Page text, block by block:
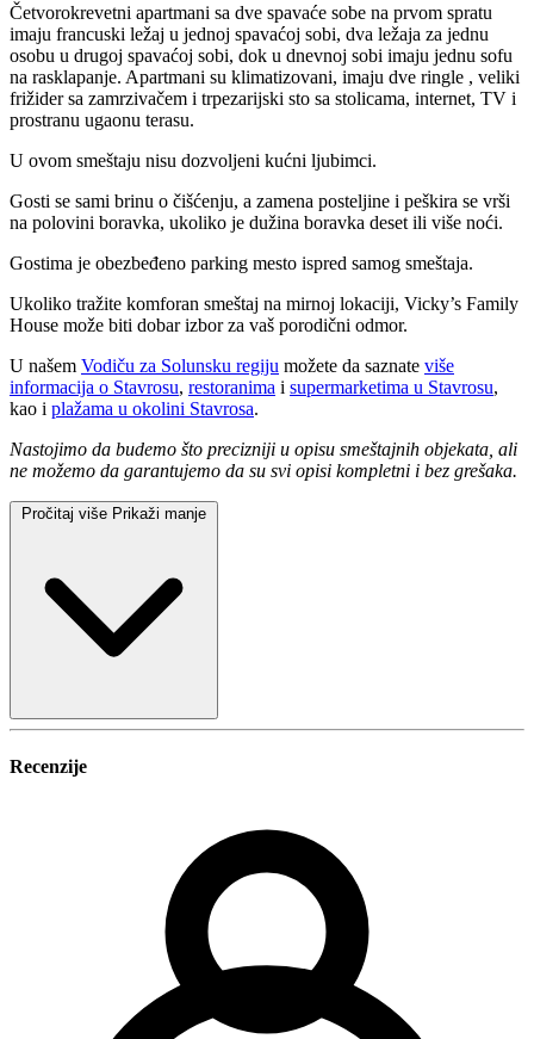
Četvorokrevetni apartmani sa dve spavaće sobe na prvom spratu
imaju francuski ležaj u jednoj spavaćoj sobi, dva ležaja za jednu
osobu u drugoj spavaćoj sobi, dok u dnevnoj sobi imaju jednu sofu
na rasklapanje. Apartmani su klimatizovani, imaju dve ringle , veliki
frižider sa zamrzivačem i trpezarijski sto sa stolicama, internet, TV i
prostranu ugaonu terasu.
U ovom smeštaju nisu dozvoljeni kućni ljubimci.
Gosti se sami brinu o čišćenju, a zamena posteljine i peškira se vrši
na polovini boravka, ukoliko je dužina boravka deset ili više noći.
Gostima je obezbeđeno parking mesto ispred samog smeštaja.
Ukoliko tražite komforan smeštaj na mirnoj lokaciji, Vicky’s Family
House može biti dobar izbor za vaš porodični odmor.
U našem Vodiču za Solunsku regiju možete da saznate više
informacija o Stavrosu, restoranima i supermarketima u Stavrosu,
kao i plažama u okolini Stavrosa.
Nastojimo da budemo što precizniji u opisu smeštajnih objekata, ali
ne možemo da garantujemo da su svi opisi kompletni i bez grešaka.
Pročitaj više Prikaži manje
Recenzije